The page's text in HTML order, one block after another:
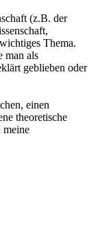
(z.B. der
Thema.
man als
geblieben oder
einen
theoretische
meine